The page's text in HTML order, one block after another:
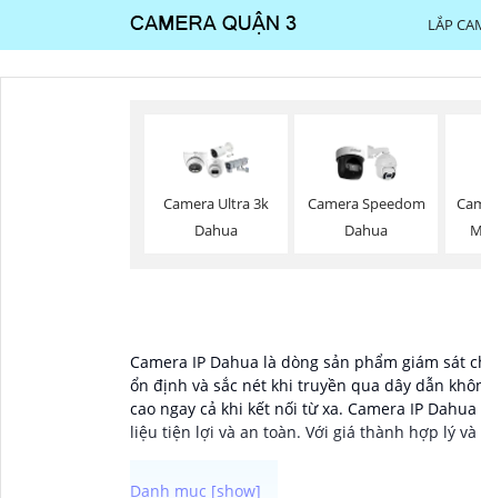
LẮP
Camera Ultra 3k
Dahua
Camera Speedom
Dahua
Camera IP Dahua là dòng sản phẩm giám
ổn định và sắc nét khi truyền qua dây dẫn
cao ngay cả khi kết nối từ xa. Camera IP
liệu tiện lợi và an toàn. Với giá thành hợp lý